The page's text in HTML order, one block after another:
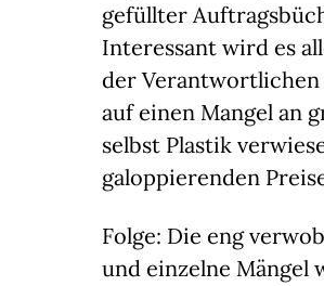
gefüllter
Interessant wird es
der
auf einen Mangel an
selbst Plastik
galoppierenden
Folge: Die eng
und einzelne Mängel